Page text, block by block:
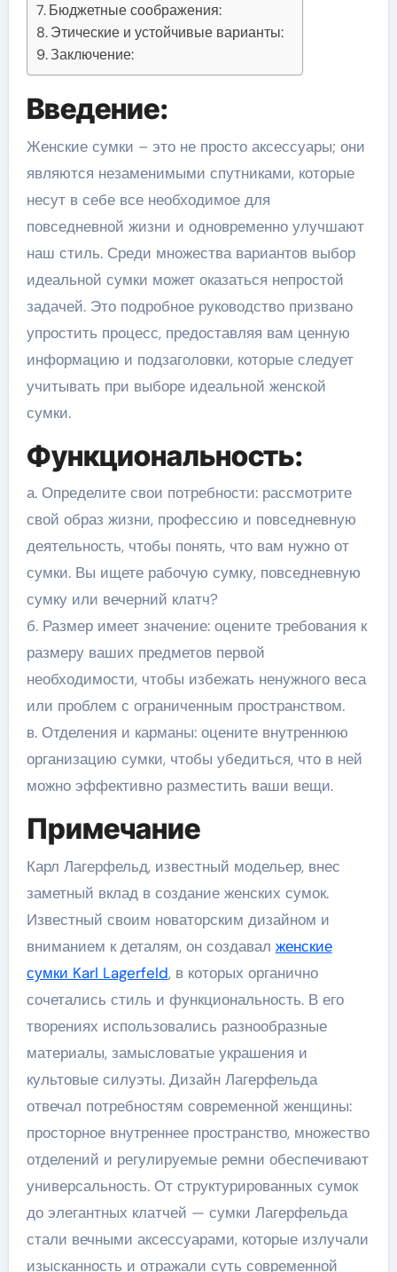
Бюджетные соображения:
Этические и устойчивые варианты:
Заключение:
Введение:
Женские сумки – это не просто аксессуары; они
являются незаменимыми спутниками, которые
несут в себе все необходимое для
повседневной жизни и одновременно улучшают
наш стиль. Среди множества вариантов выбор
идеальной сумки может оказаться непростой
задачей. Это подробное руководство призвано
упростить процесс, предоставляя вам ценную
информацию и подзаголовки, которые следует
учитывать при выборе идеальной женской
сумки.
Функциональность:
а. Определите свои потребности: рассмотрите
свой образ жизни, профессию и повседневную
деятельность, чтобы понять, что вам нужно от
сумки. Вы ищете рабочую сумку, повседневную
сумку или вечерний клатч?
б. Размер имеет значение: оцените требования к
размеру ваших предметов первой
необходимости, чтобы избежать ненужного веса
или проблем с ограниченным пространством.
в. Отделения и карманы: оцените внутреннюю
организацию сумки, чтобы убедиться, что в ней
можно эффективно разместить ваши вещи.
Примечание
Карл Лагерфельд, известный модельер, внес
заметный вклад в создание женских сумок.
Известный своим новаторским дизайном и
вниманием к деталям, он создавал женские
сумки Karl Lagerfeld, в которых органично
сочетались стиль и функциональность. В его
творениях использовались разнообразные
материалы, замысловатые украшения и
культовые силуэты. Дизайн Лагерфельда
отвечал потребностям современной женщины:
просторное внутреннее пространство, множество
отделений и регулируемые ремни обеспечивают
универсальность. От структурированных сумок
до элегантных клатчей — сумки Лагерфельда
стали вечными аксессуарами, которые излучали
изысканность и отражали суть современной